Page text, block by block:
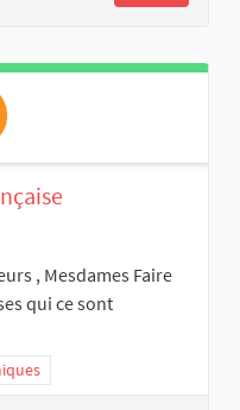
, Mesdames Faire
qui ce sont